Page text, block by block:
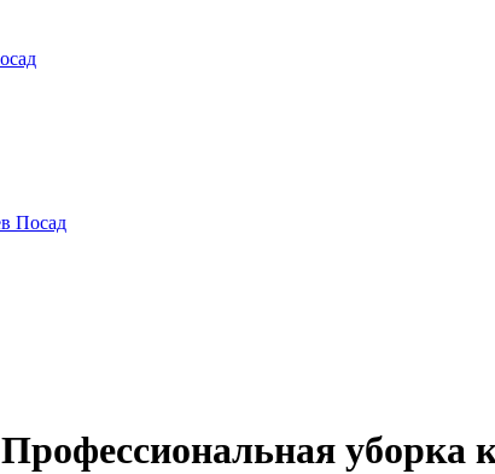
Профессиональная уборка